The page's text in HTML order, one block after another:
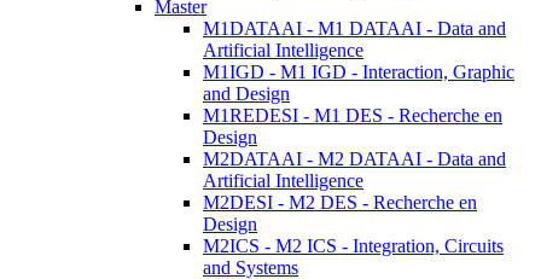
Master
M1DATAAI - M1 DATAAI - Data and
Artificial Intelligence
M1IGD - M1 IGD - Interaction, Graphic
and Design
M1REDESI - M1 DES - Recherche en
Design
M2DATAAI - M2 DATAAI - Data and
Artificial Intelligence
M2DESI - M2 DES - Recherche en
Design
M2ICS - M2 ICS - Integration, Circuits
and Systems